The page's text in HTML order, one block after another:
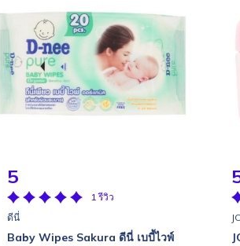
5
1 รีวิว
ดีนี่
Baby Wipes Sakura ดีนี่ เบบี้ไวพ์